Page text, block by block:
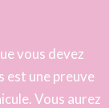
vous devez
est une preuve
Vous aurez